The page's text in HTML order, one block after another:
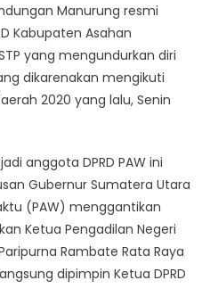
Manurung resmi
Kabupaten Asahan
yang mengundurkan diri
dikarenakan mengikuti
2020 yang lalu, Senin
anggota DPRD PAW ini
Gubernur Sumatera Utara
(PAW) menggantikan
Ketua Pengadilan Negeri
Rambate Rata Raya
dipimpin Ketua DPRD